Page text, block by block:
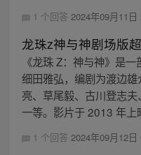
1 个回答 2024年09月11日
龙珠z神与神剧场版
《龙珠 Z：神与神》是
细田雅弘，编剧为渡边
亮、草尾毅、古川登志
一等。影片于 2013 年上
1 个回答 2024年09月12日